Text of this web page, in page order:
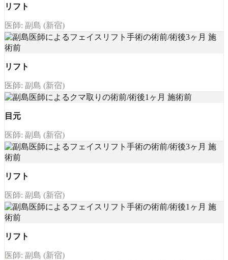
リフト
医師: 副島 (新宿)
リフト
医師: 副島 (新宿)
目元
医師: 副島 (新宿)
リフト
医師: 副島 (新宿)
リフト
医師: 副島 (新宿)